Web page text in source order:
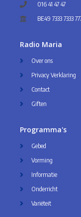
016 41 47 47
BE49 7333 7333
Radio Maria
Over ons
Privacy Verklaring
Contact
Giften
Programma's
Gebed
Vorming
Informatie
Onderricht
Variëteit